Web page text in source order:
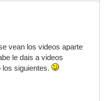
vean los videos aparte
le dais a videos
los siguientes.